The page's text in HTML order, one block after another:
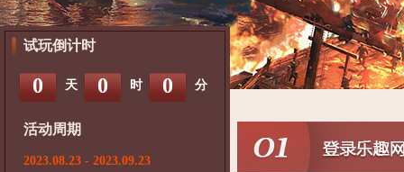
试玩倒计时
0 天 0 时 0 分
活动周期
2023.08.23 - 2023.09.23